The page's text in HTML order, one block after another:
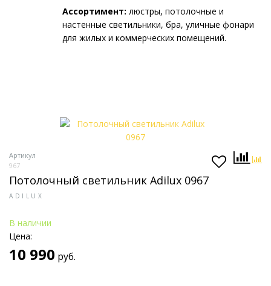
Ассортимент: люстры, потолочные и
настенные светильники, бра, уличные фонари
для жилых и коммерческих помещений.
Артикул
967
Потолочный светильник Adilux 0967
ADILUX
В наличии
Цена:
10 990 руб.